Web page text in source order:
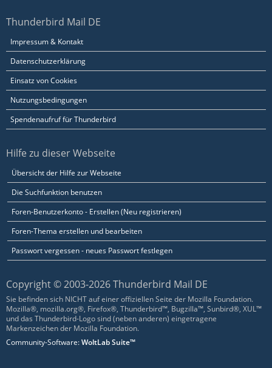
Thunderbird Mail DE
Impressum & Kontakt
Datenschutzerklärung
Einsatz von Cookies
Nutzungsbedingungen
Spendenaufruf für Thunderbird
Hilfe zu dieser Webseite
Übersicht der Hilfe zur Webseite
Die Suchfunktion benutzen
Foren-Benutzerkonto - Erstellen (Neu registrieren)
Foren-Thema erstellen und bearbeiten
Passwort vergessen - neues Passwort festlegen
Copyright © 2003-2026 Thunderbird Mail DE
Sie befinden sich NICHT auf einer offiziellen Seite der Mozilla Foundation.
Mozilla®, mozilla.org®, Firefox®, Thunderbird™, Bugzilla™, Sunbird®, XUL™
und das Thunderbird-Logo sind (neben anderen) eingetragene
Markenzeichen der Mozilla Foundation.
Community-Software:WoltLab Suite™